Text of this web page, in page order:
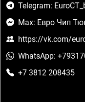
Telegram:
Max: Евро Чип
https://vk.com/
WhatsApp:
+7 3812 208435